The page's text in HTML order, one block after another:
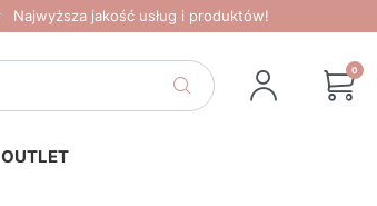
Najwyższa jakość usług i produktów!
0
OUTLET